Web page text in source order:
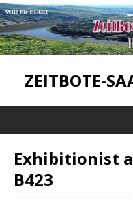
ZEITBOTE-
Exhibitionist
B423